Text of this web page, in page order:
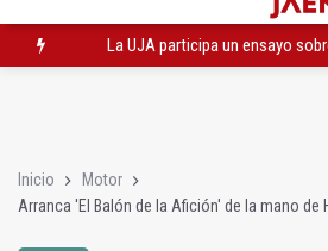
JM+ cambia de registro y pide al
Inicio
Motor
Arranca 'El Balón de la Afición' de la mano de